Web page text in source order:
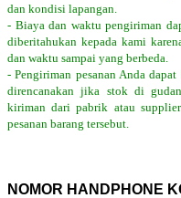
dan kondisi lapangan.
- Biaya dan waktu pengiriman
diberitahukan kepada kami
dan waktu sampai yang berbeda.
- Pengiriman pesanan Anda
direncanakan jika stok di
kiriman dari pabrik atau
pesanan barang tersebut.
NOMOR HANDPHONE